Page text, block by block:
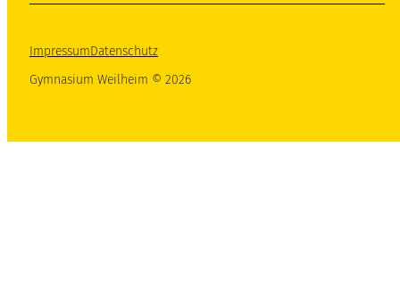
ImpressumDatenschutz
Gymnasium Weilheim © 2026